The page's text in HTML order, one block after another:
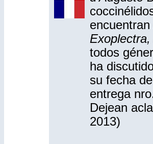
encuentran
todos
ha
su fecha
entrega
Dejean
2013)